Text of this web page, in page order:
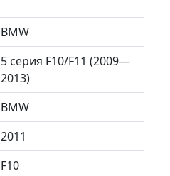
BMW
5 серия F10/F11 (2009—
2013)
BMW
2011
F10